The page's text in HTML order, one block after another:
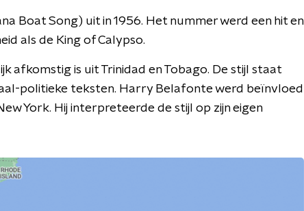
Boat Song) uit in 1956. Het nummer werd een hit en
als de King of Calypso.
afkomstig is uit Trinidad en Tobago. De stijl staat
politieke teksten. Harry Belafonte werd beïnvloed
York. Hij interpreteerde de stijl op zijn eigen